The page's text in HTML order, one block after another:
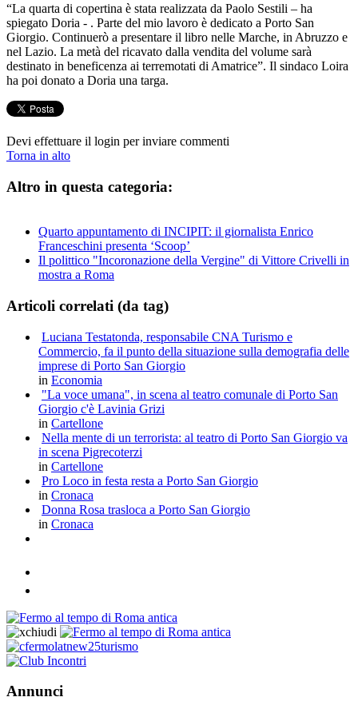
“La quarta di copertina è stata realizzata da Paolo Sestili – ha
spiegato Doria - . Parte del mio lavoro è dedicato a Porto San
Giorgio. Continuerò a presentare il libro nelle Marche, in Abruzzo e
nel Lazio. La metà del ricavato dalla vendita del volume sarà
destinato in beneficenza ai terremotati di Amatrice”. Il sindaco Loira
ha poi donato a Doria una targa.
Devi effettuare il login per inviare commenti
Torna in alto
Altro in questa categoria:
Quarto appuntamento di INCIPIT: il giornalista Enrico
Franceschini presenta ‘Scoop’
Il polittico "Incoronazione della Vergine" di Vittore Crivelli in
mostra a Roma
Articoli correlati (da tag)
Luciana Testatonda, responsabile CNA Turismo e
Commercio, fa il punto della situazione sulla demografia delle
imprese di Porto San Giorgio
in Economia
"La voce umana", in scena al teatro comunale di Porto San
Giorgio c'è Lavinia Grizi
in Cartellone
Nella mente di un terrorista: al teatro di Porto San Giorgio va
in scena Pigrecoterzi
in Cartellone
Pro Loco in festa resta a Porto San Giorgio
in Cronaca
Donna Rosa trasloca a Porto San Giorgio
in Cronaca
Annunci